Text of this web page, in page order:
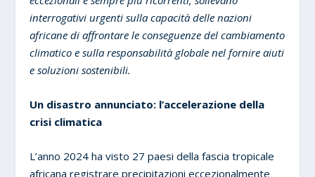
interrogativi urgenti sulla capacità delle nazioni
africane di affrontare le conseguenze del cambiamento
climatico e sulla responsabilità globale nel fornire aiuti
e soluzioni sostenibili.
Un disastro annunciato: l’accelerazione della
crisi climatica
L’anno 2024 ha visto 27 paesi della fascia tropicale
africana registrare precipitazioni eccezionalmente